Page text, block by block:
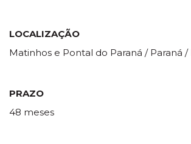
LOCALIZAÇÃO
Matinhos e Pontal do Paraná / Paraná /
PRAZO
48 meses